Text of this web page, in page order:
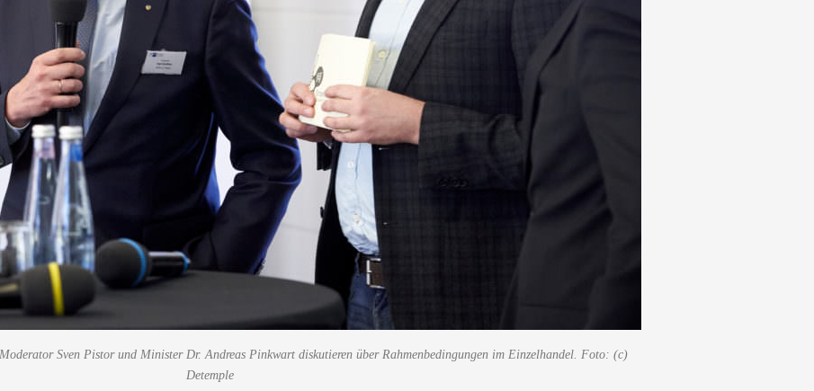
Sven Pistor und Minister Dr. Andreas Pinkwart diskutieren über Rahmenbedingungen im Einzelhandel. Foto: (c)
Detemple